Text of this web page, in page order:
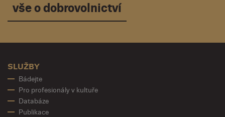
vše o dobrovolnictví
SLUŽBY
Bádejte
Pro profesionály v kultuře
Databáze
Publikace